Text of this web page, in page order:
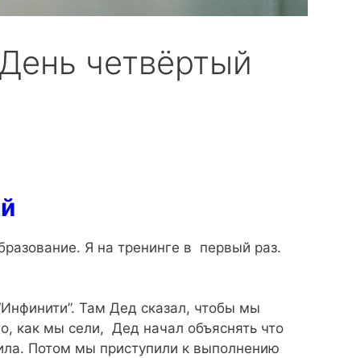
четвёртый
Я на тренинге в первый раз.
Там Дед сказал, чтобы мы
как мы сели, Дед начал объяснять что
Потом мы приступили к выполнению